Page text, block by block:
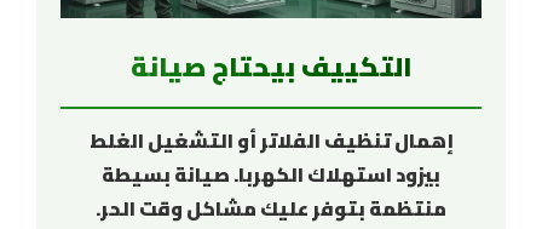
التكييف بيحتاج صيانة
إهمال تنظيف الفلاتر أو التشغيل الغلط
بيزود استهلاك الكهربا. صيانة بسيطة
منتظمة بتوفر عليك مشاكل وقت الحر.